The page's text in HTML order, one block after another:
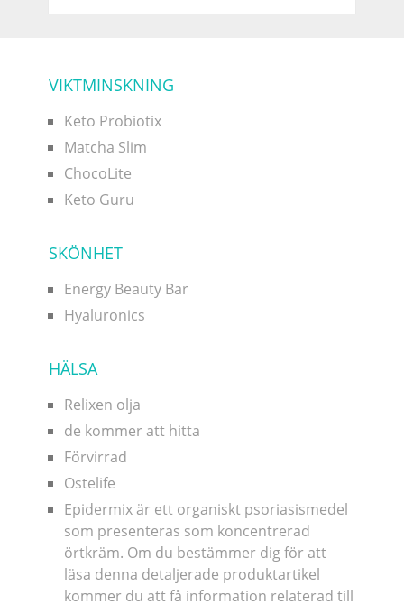
VIKTMINSKNING
Keto Probiotix
Matcha Slim
ChocoLite
Keto Guru
SKÖNHET
Energy Beauty Bar
Hyaluronics
HÄLSA
Relixen olja
de kommer att hitta
Förvirrad
Ostelife
Epidermix är ett organiskt psoriasismedel
som presenteras som koncentrerad
örtkräm. Om du bestämmer dig för att
läsa denna detaljerade produktartikel
kommer du att få information relaterad till